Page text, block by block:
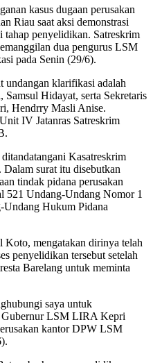
kasus dugaan perusakan
Riau saat aksi demonstrasi
tahap penyelidikan. Satreskrim
dua pengurus LSM
pada Senin (29/6).
undangan klarifikasi adalah
Hidayat, serta Sekretaris
Hendrry Masli Anise.
IV Jatanras Satreskrim
Kasatreskrim
surat itu disebutkan
tindak pidana perusakan
521 Undang-Undang Nomor 1
Undang Hukum Pidana
mengatakan dirinya telah
penyelidikan tersebut setelah
Barelang untuk meminta
saya untuk
Gubernur LSM LIRA Kepri
kantor DPW LSM